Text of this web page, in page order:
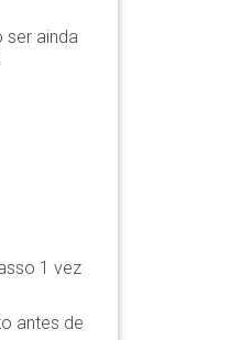
ser ainda
1 vez
antes de